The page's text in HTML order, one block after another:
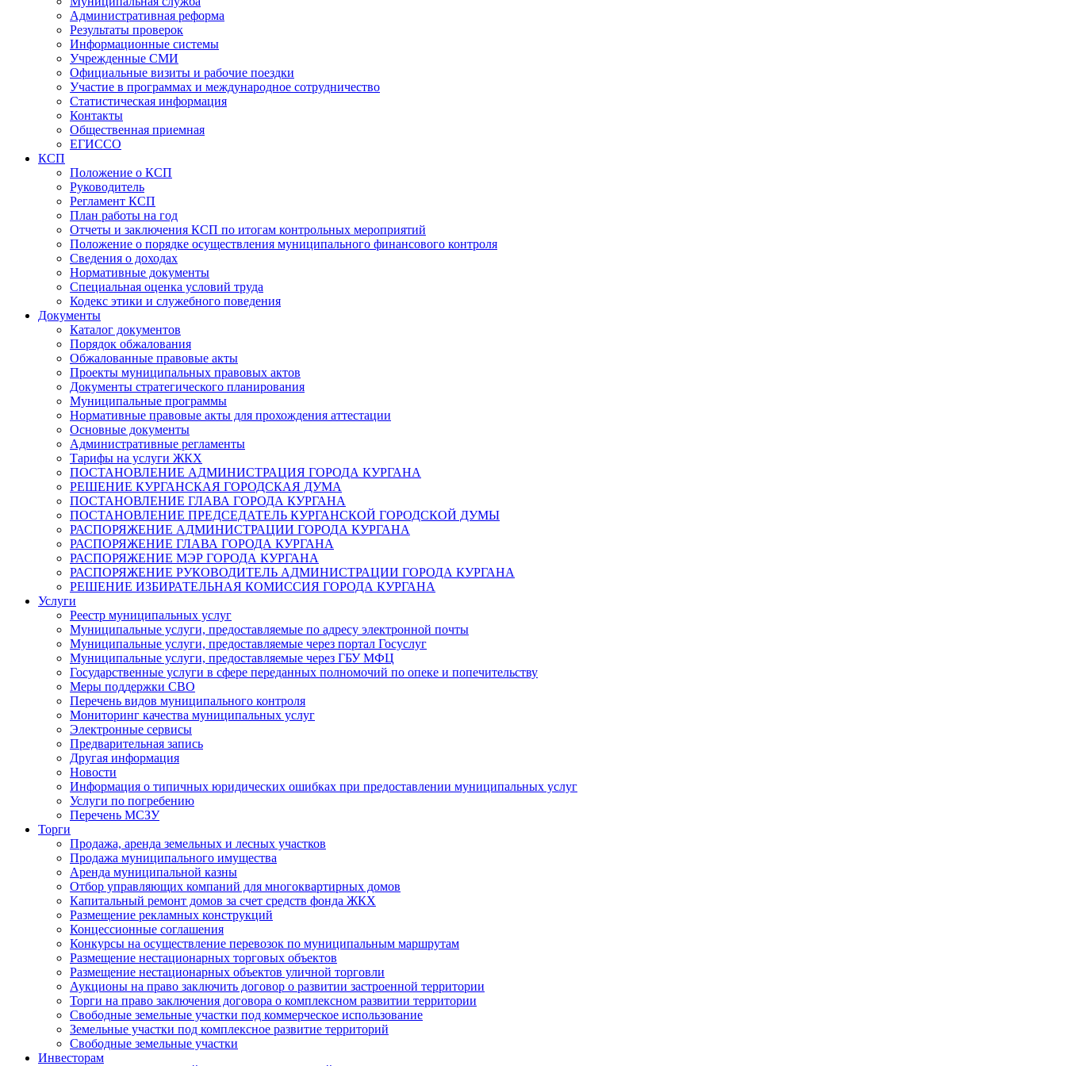
Административная реформа
Результаты проверок
Информационные системы
Учрежденные СМИ
Официальные визиты и рабочие поездки
Участие в программах и международное сотрудничество
Статистическая информация
Контакты
Общественная приемная
ЕГИССО
КСП
Положение о КСП
Руководитель
Регламент КСП
План работы на год
Отчеты и заключения КСП по итогам контрольных мероприятий
Положение о порядке осуществления муниципального финансового контроля
Сведения о доходах
Нормативные документы
Специальная оценка условий труда
Кодекс этики и служебного поведения
Документы
Каталог документов
Порядок обжалования
Обжалованные правовые акты
Проекты муниципальных правовых актов
Документы стратегического планирования
Муниципальные программы
Нормативные правовые акты для прохождения аттестации
Основные документы
Административные регламенты
Тарифы на услуги ЖКХ
ПОСТАНОВЛЕНИЕ АДМИНИСТРАЦИЯ ГОРОДА КУРГАНА
РЕШЕНИЕ КУРГАНСКАЯ ГОРОДСКАЯ ДУМА
ПОСТАНОВЛЕНИЕ ГЛАВА ГОРОДА КУРГАНА
ПОСТАНОВЛЕНИЕ ПРЕДСЕДАТЕЛЬ КУРГАНСКОЙ ГОРОДСКОЙ ДУМЫ
РАСПОРЯЖЕНИЕ АДМИНИСТРАЦИИ ГОРОДА КУРГАНА
РАСПОРЯЖЕНИЕ ГЛАВА ГОРОДА КУРГАНА
РАСПОРЯЖЕНИЕ МЭР ГОРОДА КУРГАНА
РАСПОРЯЖЕНИЕ РУКОВОДИТЕЛЬ АДМИНИСТРАЦИИ ГОРОДА КУРГАНА
РЕШЕНИЕ ИЗБИРАТЕЛЬНАЯ КОМИССИЯ ГОРОДА КУРГАНА
Услуги
Реестр муниципальных услуг
Муниципальные услуги, предоставляемые по адресу электронной почты
Муниципальные услуги, предоставляемые через портал Госуслуг
Муниципальные услуги, предоставляемые через ГБУ МФЦ
Государственные услуги в сфере переданных полномочий по опеке и попечительству
Меры поддержки СВО
Перечень видов муниципального контроля
Мониторинг качества муниципальных услуг
Электронные сервисы
Предварительная запись
Другая информация
Новости
Информация о типичных юридических ошибках при предоставлении муниципальных услуг
Услуги по погребению
Перечень МСЗУ
Торги
Продажа, аренда земельных и лесных участков
Продажа муниципального имущества
Аренда муниципальной казны
Отбор управляющих компаний для многоквартирных домов
Капитальный ремонт домов за счет средств фонда ЖКХ
Размещение рекламных конструкций
Концессионные соглашения
Конкурсы на осуществление перевозок по муниципальным маршрутам
Размещение нестационарных торговых объектов
Размещение нестационарных объектов уличной торговли
Аукционы на право заключить договор о развитии застроенной территории
Торги на право заключения договора о комплексном развитии территории
Свободные земельные участки под коммерческое использование
Земельные участки под комплексное развитие территорий
Свободные земельные участки
Инвесторам